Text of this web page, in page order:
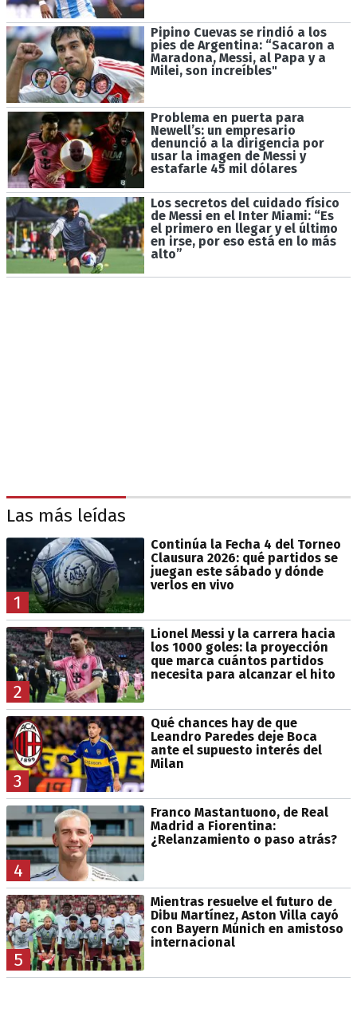
Pipino Cuevas se rindió a los
pies de Argentina: “Sacaron a
Maradona, Messi, al Papa y a
Milei, son increíbles"
Problema en puerta para
Newell’s: un empresario
denunció a la dirigencia por
usar la imagen de Messi y
estafarle 45 mil dólares
Los secretos del cuidado físico
de Messi en el Inter Miami: “Es
el primero en llegar y el último
en irse, por eso está en lo más
alto”
Las más leídas
1
Continúa la Fecha 4 del Torneo
Clausura 2026: qué partidos se
juegan este sábado y dónde
verlos en vivo
2
Lionel Messi y la carrera hacia
los 1000 goles: la proyección
que marca cuántos partidos
necesita para alcanzar el hito
3
Qué chances hay de que
Leandro Paredes deje Boca
ante el supuesto interés del
Milan
4
Franco Mastantuono, de Real
Madrid a Fiorentina:
¿Relanzamiento o paso atrás?
5
Mientras resuelve el futuro de
Dibu Martínez, Aston Villa cayó
con Bayern Múnich en amistoso
internacional